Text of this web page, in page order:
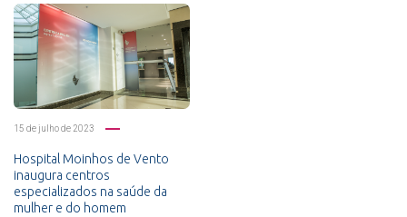
15 de julho de 2023
Hospital Moinhos de Vento
inaugura centros
especializados na saúde da
mulher e do homem